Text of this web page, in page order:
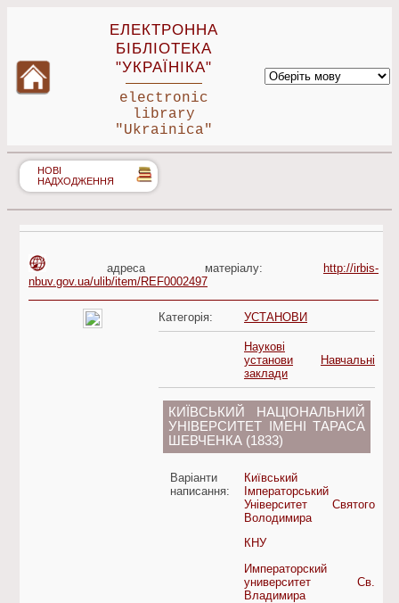
ЕЛЕКТРОННА
БІБЛІОТЕКА
"УКРАЇНІКА"
electronic
library
"Ukrainica"
НОВІ
НАДХОДЖЕННЯ
адреса матеріалу: http://irbis-
nbuv.gov.ua/ulib/item/REF0002497
Категорія: УСТАНОВИ
Наукові
установи
Навчальні
заклади
КИЇВСЬКИЙ НАЦІОНАЛЬНИЙ
УНІВЕРСИТЕТ ІМЕНІ ТАРАСА
ШЕВЧЕНКА (1833)
Варіанти
написання:
Київський
Імператорський
Університет Святого
Володимира
КНУ
Императорский
университет Св.
Владимира